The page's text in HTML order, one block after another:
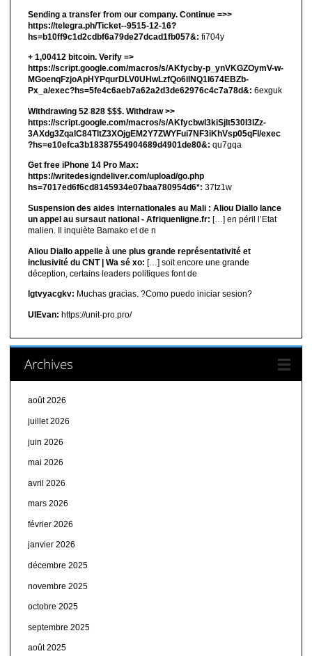
Sending a transfer from our company. Continue =>>
https://telegra.ph/Ticket--9515-12-16?
hs=b10ff9c1d2cdbf6a79de27dcad1fb057&: fi704y
+ 1,00412 bitсоin. Verify =>
https://script.google.com/macros/s/AKfycby-p_ynVKGZOymV-w-
MGoenqFzjoApHYPqurDLV0UHwLzfQo6ilNQ1l674EBZb-
Px_a/exec?hs=5fe4c6aeb7a62a2d3de62976c4c7a78d&: 6exguk
Withdrawing 52 828 $$$. Withdrаw >>
https://script.google.com/macros/s/AKfycbwl3kiSjlt530I3lZz-
3AXdg3ZqalC84TltZ3XOjgEM2Y7ZWYFui7NF3iKhVsp05qFl/exec
?hs=e10efca3b18387554904689d4901de80&: qu7gqa
Get free iPhone 14 Pro Max:
https://writedesigndeliver.com/upload/go.php
hs=7017ed6f6cd8145934e07baa780954d6*: 37tz1w
Suspension des aides internationales au Mali : Aliou Diallo lance
un appel au sursaut national - Afriquenligne.fr: […] en péril l’Etat
malien. Il inquiète Bamako et de n
Aliou Diallo appelle à une plus grande représentativité et
inclusivité du CNT | Wa sé xo: […] soit encore une grande
déception, certains leaders politiques font de
lgtvyacgkv: Muchas gracias. ?Como puedo iniciar sesion?
UIEvan: https://unit-pro.pro/
Archives
août 2026
juillet 2026
juin 2026
mai 2026
avril 2026
mars 2026
février 2026
janvier 2026
décembre 2025
novembre 2025
octobre 2025
septembre 2025
août 2025